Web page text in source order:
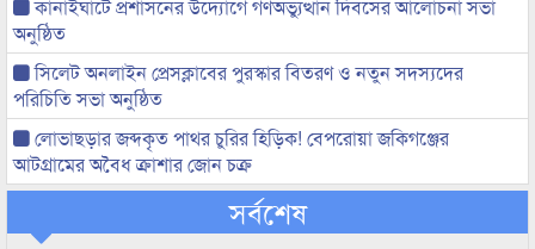
কানাইঘাটে প্রশাসনের উদ্যোগে গণঅভ্যুত্থান দিবসের আলোচনা সভা
অনুষ্ঠিত
সিলেট অনলাইন প্রেসক্লাবের পুরস্কার বিতরণ ও নতুন সদস্যদের
পরিচিতি সভা অনুষ্ঠিত
লোভাছড়ার জব্দকৃত পাথর চুরির হিড়িক! বেপরোয়া জকিগঞ্জের
আটগ্রামের অবৈধ ক্রাশার জোন চক্র
সর্বশেষ